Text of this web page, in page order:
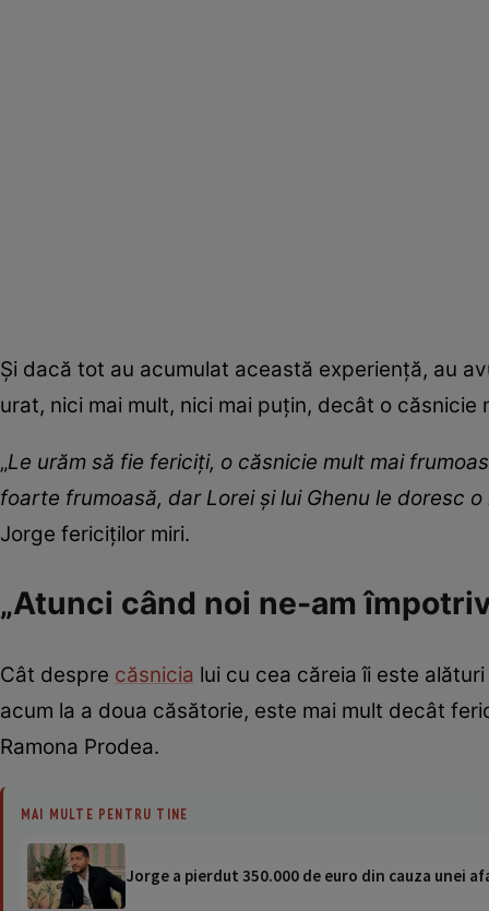
Și dacă tot au acumulat această experiență, au
urat, nici mai mult, nici mai puțin, decât o căsnicie
„Le urăm să fie fericiți, o căsnicie mult mai
foarte frumoasă, dar Lorei și lui Ghenu le doresc
Jorge fericiților miri.
„Atunci când noi ne-am
Cât despre căsnicia lui cu cea căreia îi este
acum la a doua căsătorie, este mai mult decât
Ramona Prodea.
MAI MULTE PENTRU TINE
Jorge a pierdut 350.000 de euro din cauza unei